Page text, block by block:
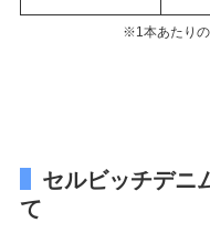
※1本あたりの
セルビッチデニ
て